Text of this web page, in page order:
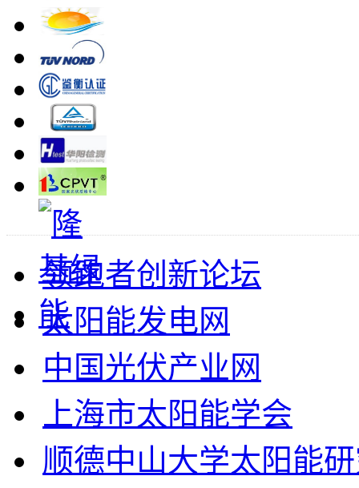
领跑者创新论坛
太阳能发电网
中国光伏产业网
上海市太阳能学会
顺德中山大学太阳能